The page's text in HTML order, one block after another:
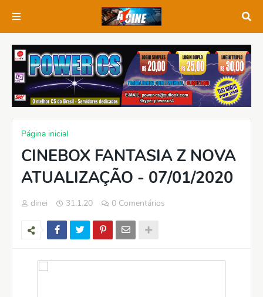
Página inicial
CINEBOX FANTASIA Z NOVA
ATUALIZAÇÃO - 07/01/2020
dinei 31.1.20 0 Comentários